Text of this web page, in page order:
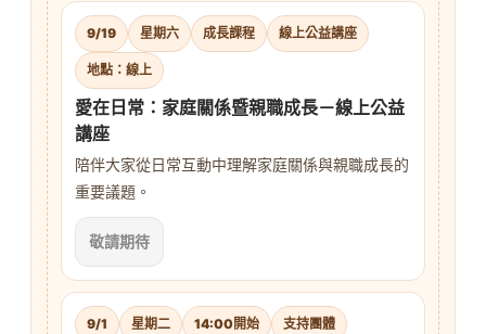
9/19 星期六 成長課程 線上公益講座
地點：線上
愛在日常：家庭關係暨親職成長－線上公益
講座
陪伴大家從日常互動中理解家庭關係與親職成長的
重要議題。
敬請期待
9/1 星期二 14:00開始 支持團體